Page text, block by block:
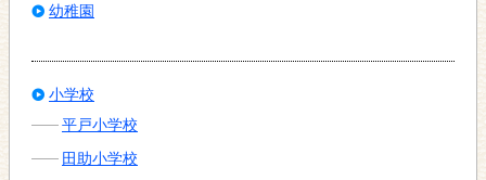
幼稚園
小学校
平戸小学校
田助小学校